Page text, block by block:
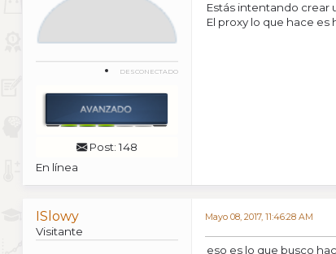
DESCONECTADO
Post: 148
En línea
Estás intentando crear
El proxy lo que hace
ISlowy
Visitante
Mayo 08, 2017, 11:46:28 AM
eso es lo que busco